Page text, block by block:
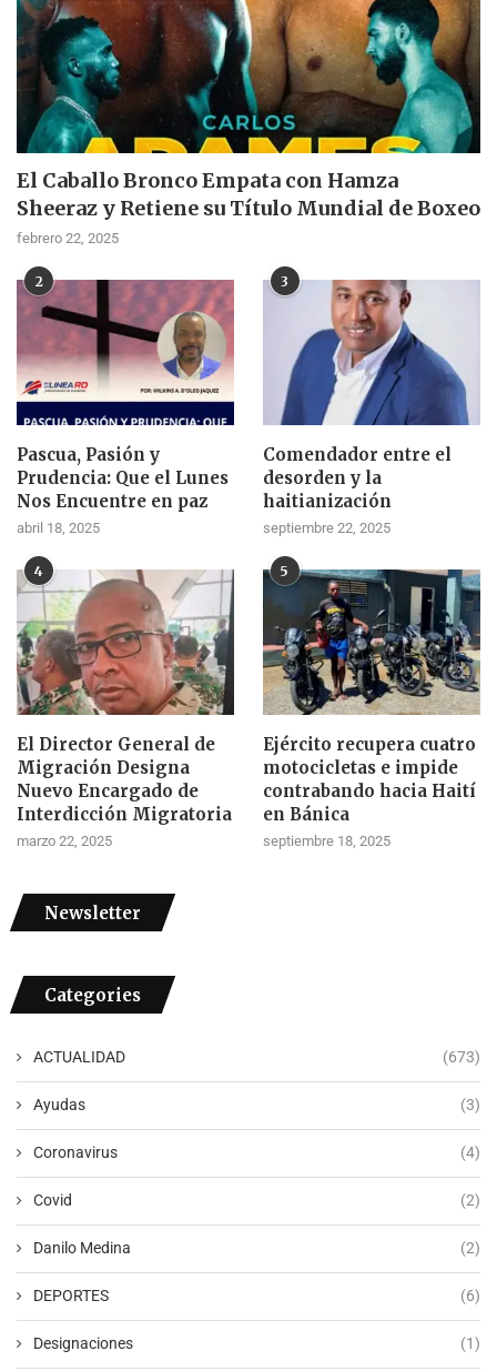
El Caballo Bronco Empata con Hamza
Sheeraz y Retiene su Título Mundial de Boxeo
febrero 22, 2025
2
Pascua, Pasión y
Prudencia: Que el Lunes
Nos Encuentre en paz
abril 18, 2025
3
Comendador entre el
desorden y la
haitianización
septiembre 22, 2025
4
El Director General de
Migración Designa
Nuevo Encargado de
Interdicción Migratoria
marzo 22, 2025
5
Ejército recupera cuatro
motocicletas e impide
contrabando hacia Haití
en Bánica
septiembre 18, 2025
Newsletter
Categories
ACTUALIDAD (673)
Ayudas (3)
Coronavirus (4)
Covid (2)
Danilo Medina (2)
DEPORTES (6)
Designaciones (1)